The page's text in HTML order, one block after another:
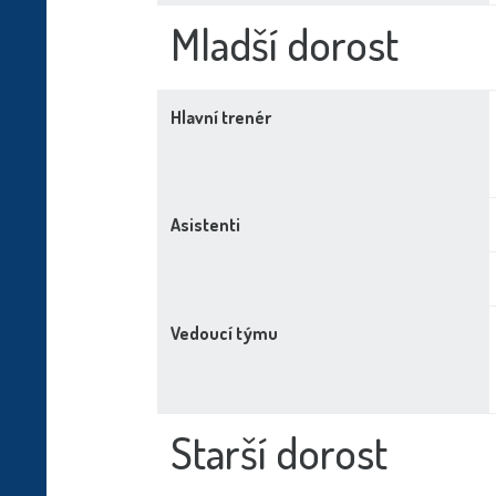
Mladší dorost
Hlavní trenér
Asistenti
Vedoucí týmu
Starší dorost